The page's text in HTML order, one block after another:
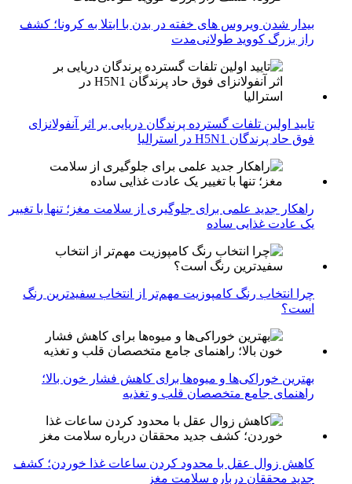
بیدار شدن ویروس‌ های خفته در بدن با ابتلا به کرونا؛ کشف
راز بزرگ کووید طولانی‌مدت
تایید اولین تلفات گسترده پرندگان دریایی بر اثر آنفولانزای
فوق حاد پرندگان H5N1 در استرالیا
راهکار جدید علمی برای جلوگیری از سلامت مغز؛ تنها با تغییر
یک عادت غذایی ساده
چرا انتخاب رنگ کامپوزیت مهم‌تر از انتخاب سفیدترین رنگ
است؟
بهترین خوراکی‌ها و میوه‌ها برای کاهش فشار خون بالا؛
راهنمای جامع متخصصان قلب و تغذیه
کاهش زوال عقل با محدود کردن ساعات غذا خوردن؛ کشف
جدید محققان درباره سلامت مغز